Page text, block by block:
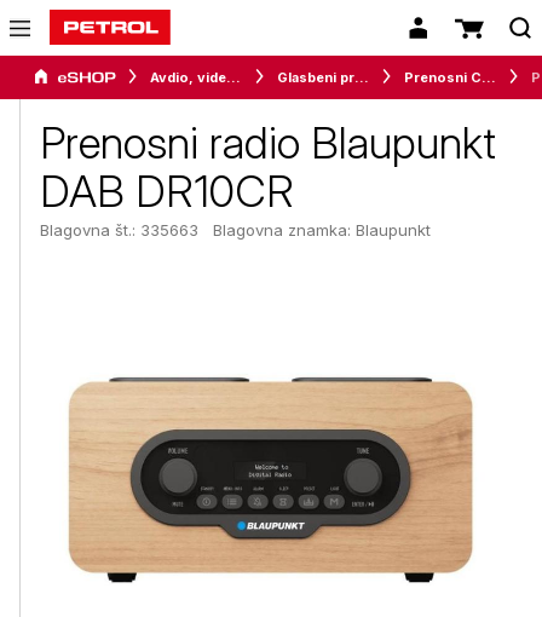
Avdio, video in telefonija Glasbeni predvajalniki Prenosni CD / radiokasetofoni
Prenosni radio Blaupunkt
DAB DR10CR
Blagovna št.: 335663 Blagovna znamka: Blaupunkt